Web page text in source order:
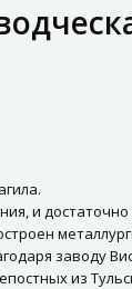
и
заводу
из